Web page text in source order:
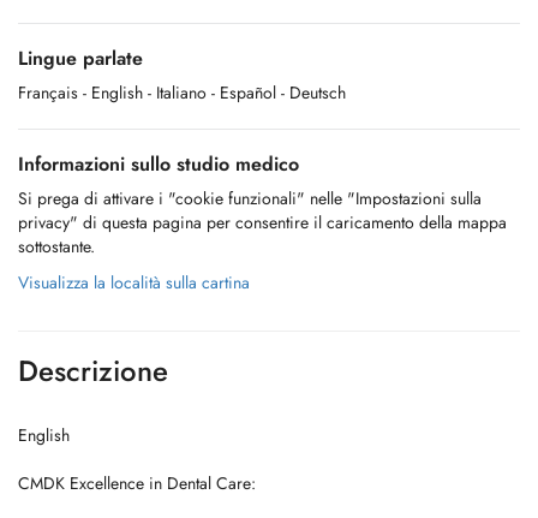
Lingue parlate
Français - English - Italiano - Español - Deutsch
Informazioni sullo studio medico
Si prega di attivare i "cookie funzionali" nelle "Impostazioni sulla
privacy" di questa pagina per consentire il caricamento della mappa
sottostante.
Visualizza la località sulla cartina
Descrizione
English
CMDK Excellence in Dental Care: